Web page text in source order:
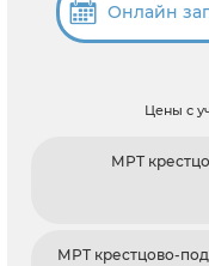
Онлайн
Цены с
МРТ
МРТ крестцово-